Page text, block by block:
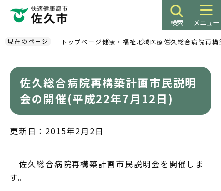
ペ
ー
ジ
検索 メニュー
現在のページ トップページ健康・福祉地域医療佐久総合病院再構
佐久総合病院再構築計画市民説明
会の開催(平成22年7月12日)
更新日：2015年2月2日
佐久総合病院再構築計画市民説明会を開催しま
す。